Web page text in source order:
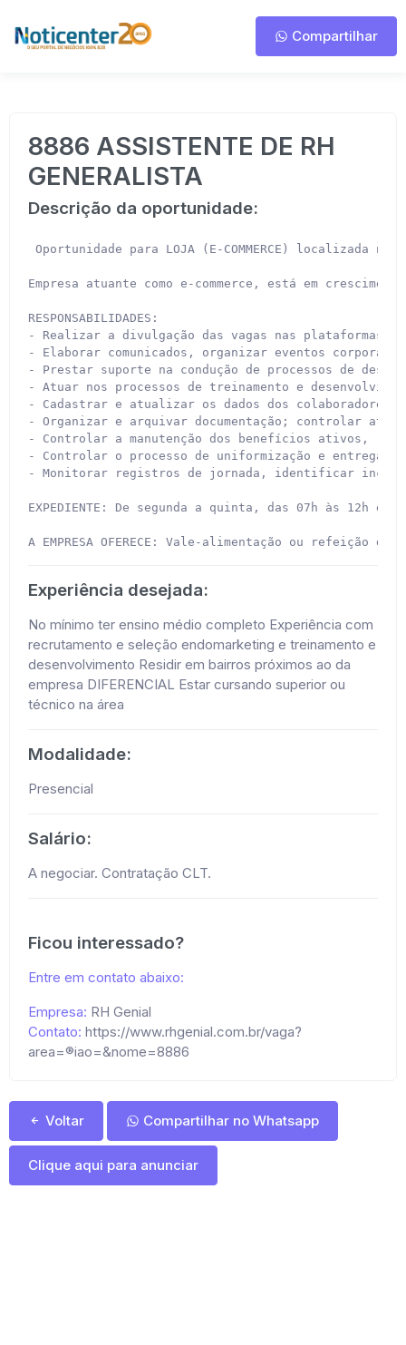
Compartilhar
8886 ASSISTENTE DE RH
GENERALISTA
Descrição da oportunidade:
Oportunidade para LOJA (E-COMMERCE) localizada
Empresa atuante como e-commerce, está em
RESPONSABILIDADES:
- Realizar a divulgação das vagas nas
- Elaborar comunicados, organizar eventos
- Prestar suporte na condução de processos de
- Atuar nos processos de treinamento e
- Cadastrar e atualizar os dados dos colaboradores
- Organizar e arquivar documentação; controlar
- Controlar a manutenção dos benefícios ativos,
- Controlar o processo de uniformização e entrega
- Monitorar registros de jornada, identificar
EXPEDIENTE: De segunda a quinta, das 07h às 12h
A EMPRESA OFERECE: Vale-alimentação ou
Experiência desejada:
No mínimo ter ensino médio completo Experiência com
recrutamento e seleção endomarketing e treinamento e
desenvolvimento Residir em bairros próximos ao da
empresa DIFERENCIAL Estar cursando superior ou
técnico na área
Modalidade:
Presencial
Salário:
A negociar. Contratação CLT.
Ficou interessado?
Entre em contato abaixo:
Empresa: RH Genial
Contato: https://www.rhgenial.com.br/vaga?
area=®iao=&nome=8886
Voltar Compartilhar no Whatsapp
Clique aqui para anunciar